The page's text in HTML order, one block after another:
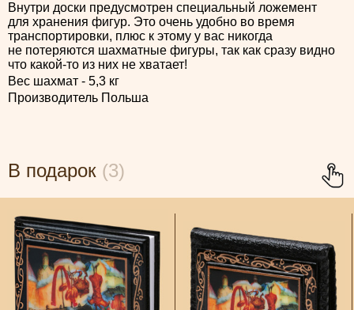
Внутри доски предусмотрен специальный ложемент
для хранения фигур. Это очень удобно во время
транспортировки, плюс к этому у вас никогда
не потеряются шахматные фигуры, так как сразу видно
что какой-то из них не хватает!
Вес шахмат - 5,3 кг
Производитель Польша
В подарок (3)